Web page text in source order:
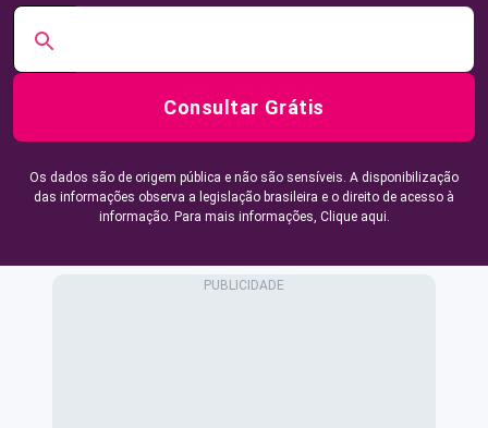
Consultar Grátis
Os dados são de origem pública e não são sensíveis. A disponibilização
das informações observa a legislação brasileira e o direito de acesso à
informação. Para mais informações, Clique aqui.